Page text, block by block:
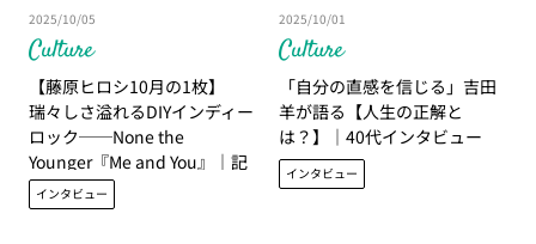
Culture
2025/10/05
【藤原ヒロシ10月の1枚】
瑞々しさ溢れるDIYインディー
ロック──None the
Younger『Me and You』｜記
事内で再生
インタビュー
Culture
2025/10/01
「自分の直感を信じる」吉田
羊が語る【人生の正解と
は？】｜40代インタビュー
インタビュー